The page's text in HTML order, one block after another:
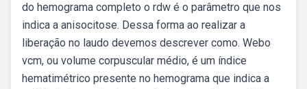
do hemograma completo o rdw é o parâmetro que nos
indica a anisocitose. Dessa forma ao realizar a
liberação no laudo devemos descrever como. Webo
vcm, ou volume corpuscular médio, é um índice
hematimétrico presente no hemograma que indica a